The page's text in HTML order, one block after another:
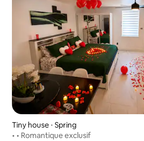
Tiny house ⋅ Spring
• • Romantique exclusif